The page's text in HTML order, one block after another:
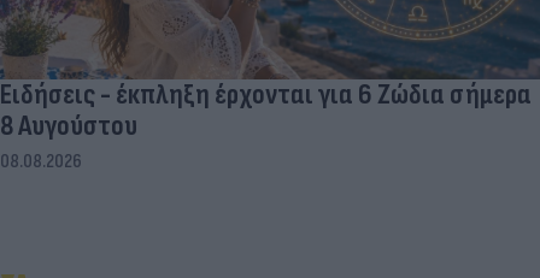
Ειδήσεις - έκπληξη έρχονται για 6 Ζώδια σήμερα
8 Αυγούστου
08.08.2026